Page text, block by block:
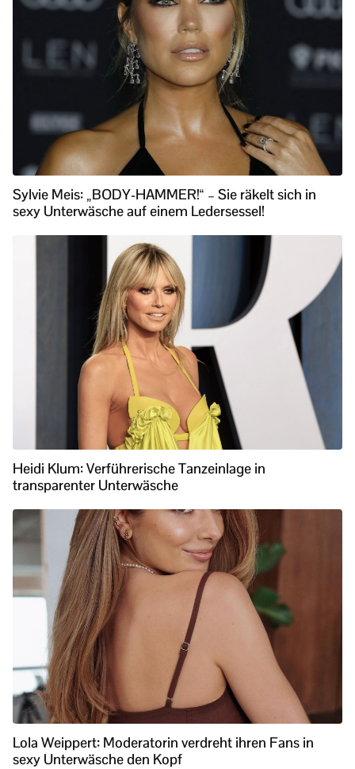
Sylvie Meis: „BODY-HAMMER!“ – Sie räkelt sich in
sexy Unterwäsche auf einem Ledersessel!
Heidi Klum: Verführerische Tanzeinlage in
transparenter Unterwäsche
Lola Weippert: Moderatorin verdreht ihren Fans in
sexy Unterwäsche den Kopf